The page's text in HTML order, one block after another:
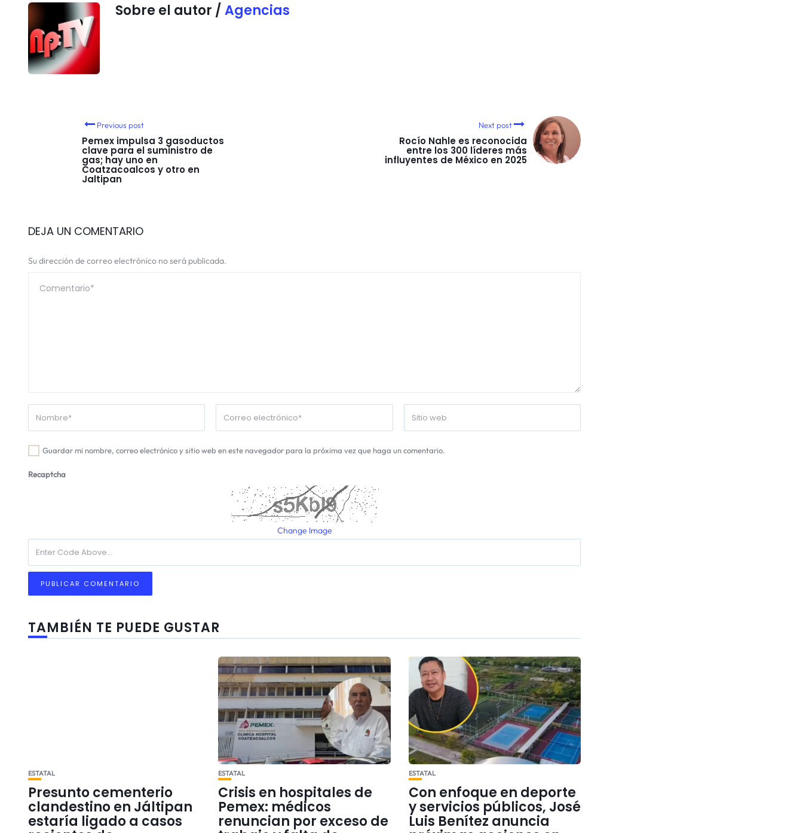
Sobre el autor / Agencias
Previous post
Pemex impulsa 3 gasoductos
clave para el suministro de
gas; hay uno en
Coatzacoalcos y otro en
Jaltipan
Next post
Rocío Nahle es reconocida
entre los 300 líderes más
influyentes de México en 2025
DEJA UN COMENTARIO
Su dirección de correo electrónico no será publicada.
Guardar mi nombre, correo electrónico y sitio web en este navegador para la próxima vez que haga un comentario.
Recaptcha
Change Image
TAMBIÉN TE PUEDE GUSTAR
ESTATAL
Presunto cementerio
clandestino en Jáltipan
estaría ligado a casos
ESTATAL
Crisis en hospitales de
Pemex: médicos
renuncian por exceso de
ESTATAL
Con enfoque en deporte
y servicios públicos, José
Luis Benítez anuncia